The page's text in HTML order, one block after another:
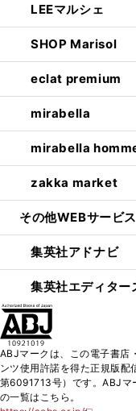
LEEマルシェ
SHOP Marisol
eclat premium
mirabella
mirabella
zakka market
その他WEBサービス
集英社アドナビ
集英社エディター
ABJマークは、この電子書店
ンツ使用許諾を得た正規版配
第6091713号）です。ABJマ
の一覧はこちら。